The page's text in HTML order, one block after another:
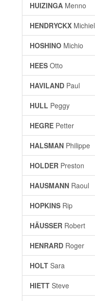
HUIZINGA Menno
HENDRYCKX Michiel
HOSHINO Michio
HEES Otto
HAVILAND Paul
HULL Peggy
HEGRE Petter
HALSMAN Philippe
HOLDER Preston
HAUSMANN Raoul
HOPKINS Rip
HÄUSSER Robert
HENRARD Roger
HOLT Sara
HIETT Steve